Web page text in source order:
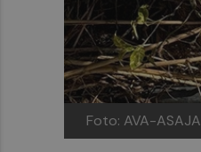
Foto: AVA-ASAJA